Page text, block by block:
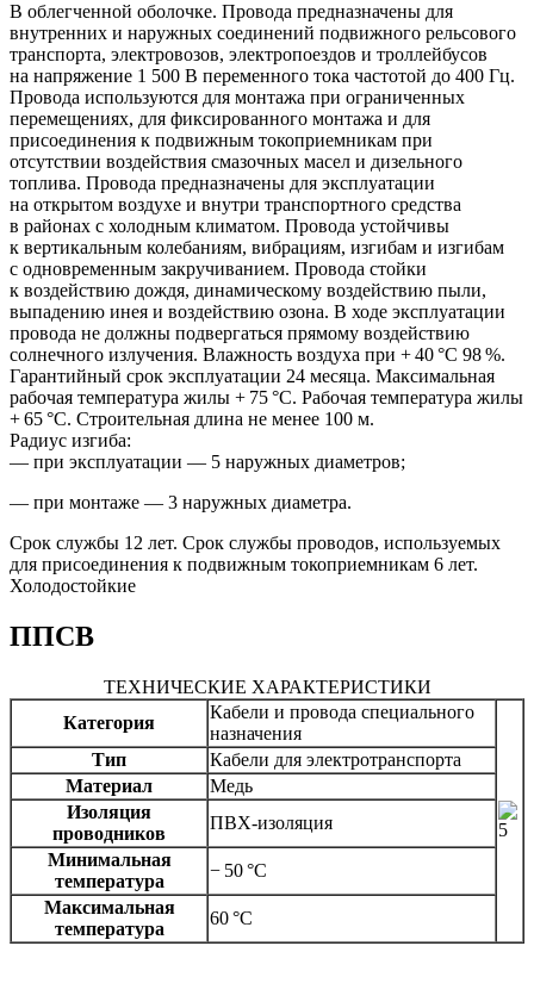
В облегченной оболочке. Провода предназначены для
внутренних и наружных соединений подвижного рельсового
транспорта, электровозов, электропоездов и троллейбусов
на напряжение 1 500 В переменного тока частотой до 400 Гц.
Провода используются для монтажа при ограниченных
перемещениях, для фиксированного монтажа и для
присоединения к подвижным токоприемникам при
отсутствии воздействия смазочных масел и дизельного
топлива. Провода предназначены для эксплуатации
на открытом воздухе и внутри транспортного средства
в районах с холодным климатом. Провода устойчивы
к вертикальным колебаниям, вибрациям, изгибам и изгибам
с одновременным закручиванием. Провода стойки
к воздействию дождя, динамическому воздействию пыли,
выпадению инея и воздействию озона. В ходе эксплуатации
провода не должны подвергаться прямому воздействию
солнечного излучения. Влажность воздуха при + 40 °С 98 %.
Гарантийный срок эксплуатации 24 месяца. Максимальная
рабочая температура жилы + 75 °С. Рабочая температура жилы
+ 65 °С. Строительная длина не менее 100 м.
Радиус изгиба:
— при эксплуатации — 5 наружных диаметров;
— при монтаже — 3 наружных диаметра.
Срок службы 12 лет. Срок службы проводов, используемых
для присоединения к подвижным токоприемникам 6 лет.
Холодостойкие
ППСВ
ТЕХНИЧЕСКИЕ ХАРАКТЕРИСТИКИ
Категория
Кабели и провода специального
назначения
Тип
Кабели для электротранспорта
Материал
Медь
Изоляция
проводников
ПВХ-изоляция
Минимальная
температура
− 50 °C
Максимальная
температура
60 °C